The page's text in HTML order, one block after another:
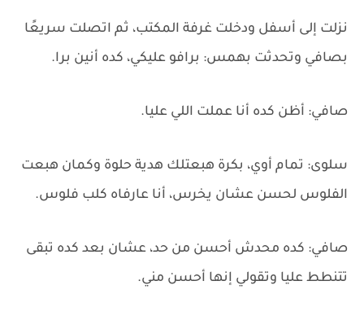
نزلت إلى أسفل ودخلت غرفة المكتب، ثم اتصلت سريعًا
بصافي وتحدثت بهمس: برافو عليكي، كده أنين برا.
صافي: أظن كده أنا عملت اللي عليا.
سلوى: تمام أوي، بكرة هبعتلك هدية حلوة وكمان هبعت
الفلوس لحسن عشان يخرس، أنا عارفاه كلب فلوس.
صافي: كده محدش أحسن من حد، عشان بعد كده تبقى
تتنطط عليا وتقولي إنها أحسن مني.